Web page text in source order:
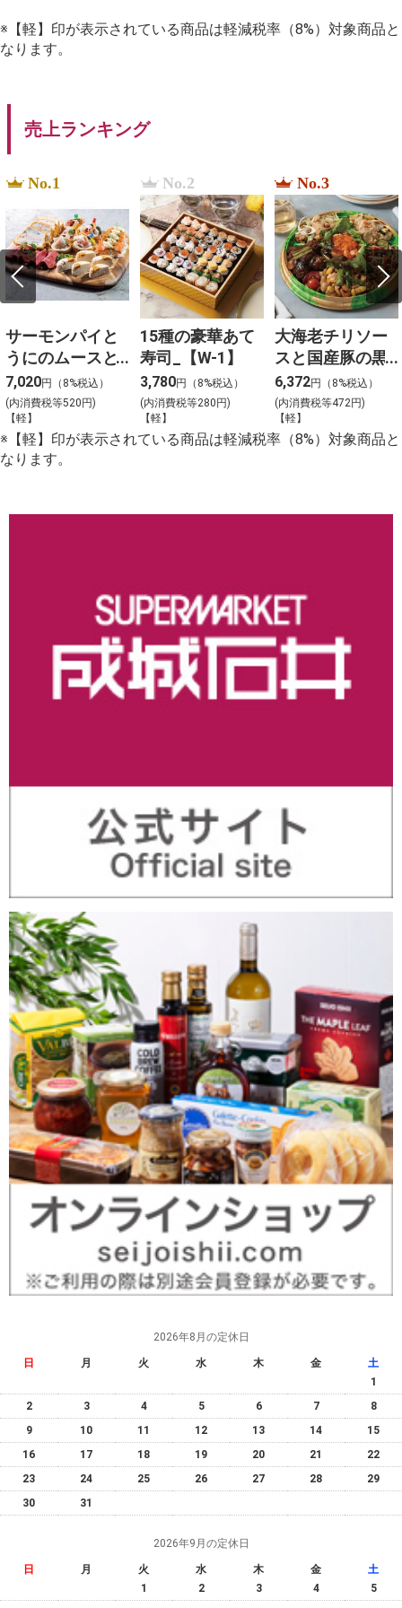
※【軽】印が表示されている商品は軽減税率（8%）対象商品と
なります。
売上ランキング
No.1
サーモンパイと
うにのムースと3
種冷菜のアソー
ト_【Y-4】
7,020円（8%税込）
(内消費税等520円)
【軽】
No.2
15種の豪華あて
寿司_【W-1】
3,780円（8%税込）
(内消費税等280円)
【軽】
No.3
大海老チリソー
スと国産豚の黒
酢団子と４種料
理の盛合わせ
（大）_【C-2】
6,372円（8%税込）
(内消費税等472円)
【軽】
※【軽】印が表示されている商品は軽減税率（8%）対象商品と
なります。
2026年8月の定休日
日 月 火 水 木 金
土
1
2
3 4 5 6 7
8
9
10 11 12 13 14
15
16
17 18 19 20 21
22
23
24 25 26 27 28
29
30
31
2026年9月の定休日
日 月 火 水 木 金
土
1
2 3 4
5